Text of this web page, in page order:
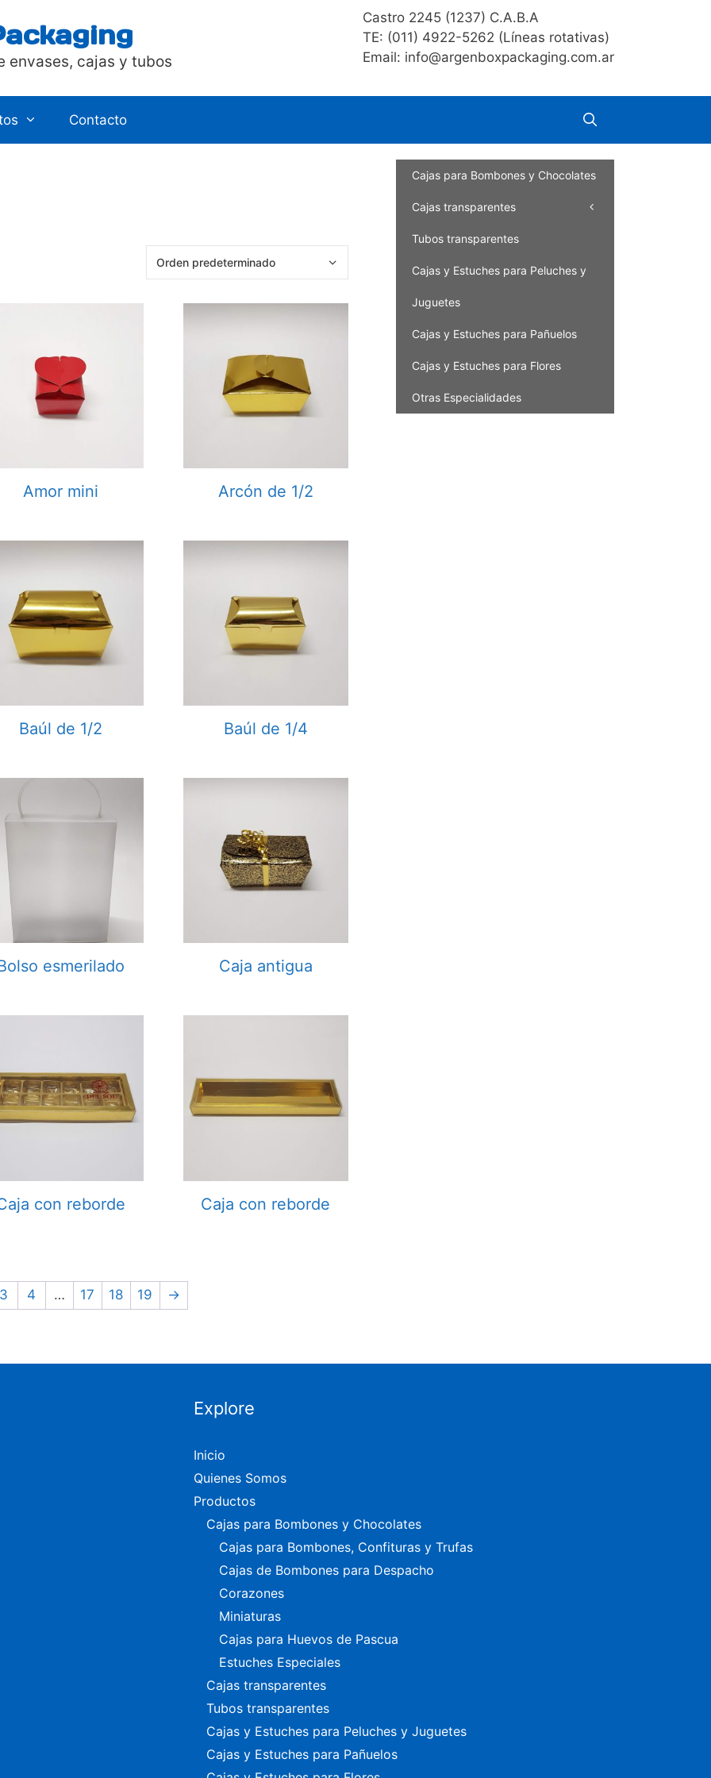
Castro 2245 (1237) C.A.B.A
TE: (011) 4922-5262 (Líneas rotativas)
Email: info@argenboxpackaging.com.ar
envases, cajas y tubos
Contacto
Amor mini Arcón de 1/2
Baúl de 1/2 Baúl de 1/4
esmerilado Caja antigua
con reborde Caja con reborde
3 4 … 17 18 19 →
Cajas para Bombones y Chocolates
Cajas transparentes
Tubos transparentes
Cajas y Estuches para Peluches y
Juguetes
Cajas y Estuches para Pañuelos
Cajas y Estuches para Flores
Otras Especialidades
Explore
Inicio
Quienes Somos
Productos
Cajas para Bombones y Chocolates
Cajas para Bombones, Confituras y Trufas
Cajas de Bombones para Despacho
Corazones
Miniaturas
Cajas para Huevos de Pascua
Estuches Especiales
Cajas transparentes
Tubos transparentes
Cajas y Estuches para Peluches y Juguetes
Cajas y Estuches para Pañuelos